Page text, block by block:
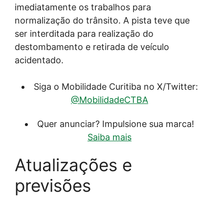
imediatamente os trabalhos para
normalização do trânsito. A pista teve que
ser interditada para realização do
destombamento e retirada de veículo
acidentado.
Siga o Mobilidade Curitiba no X/Twitter:
@MobilidadeCTBA
Quer anunciar? Impulsione sua marca!
Saiba mais
Atualizações e
previsões